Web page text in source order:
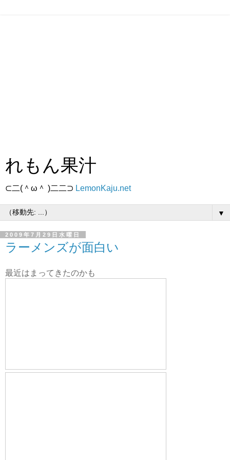
れもん果汁
⊂二(＾ω＾ )二二⊃ LemonKaju.net
▼
2009年7月29日水曜日
ラーメンズが面白い
最近はまってきたのかも